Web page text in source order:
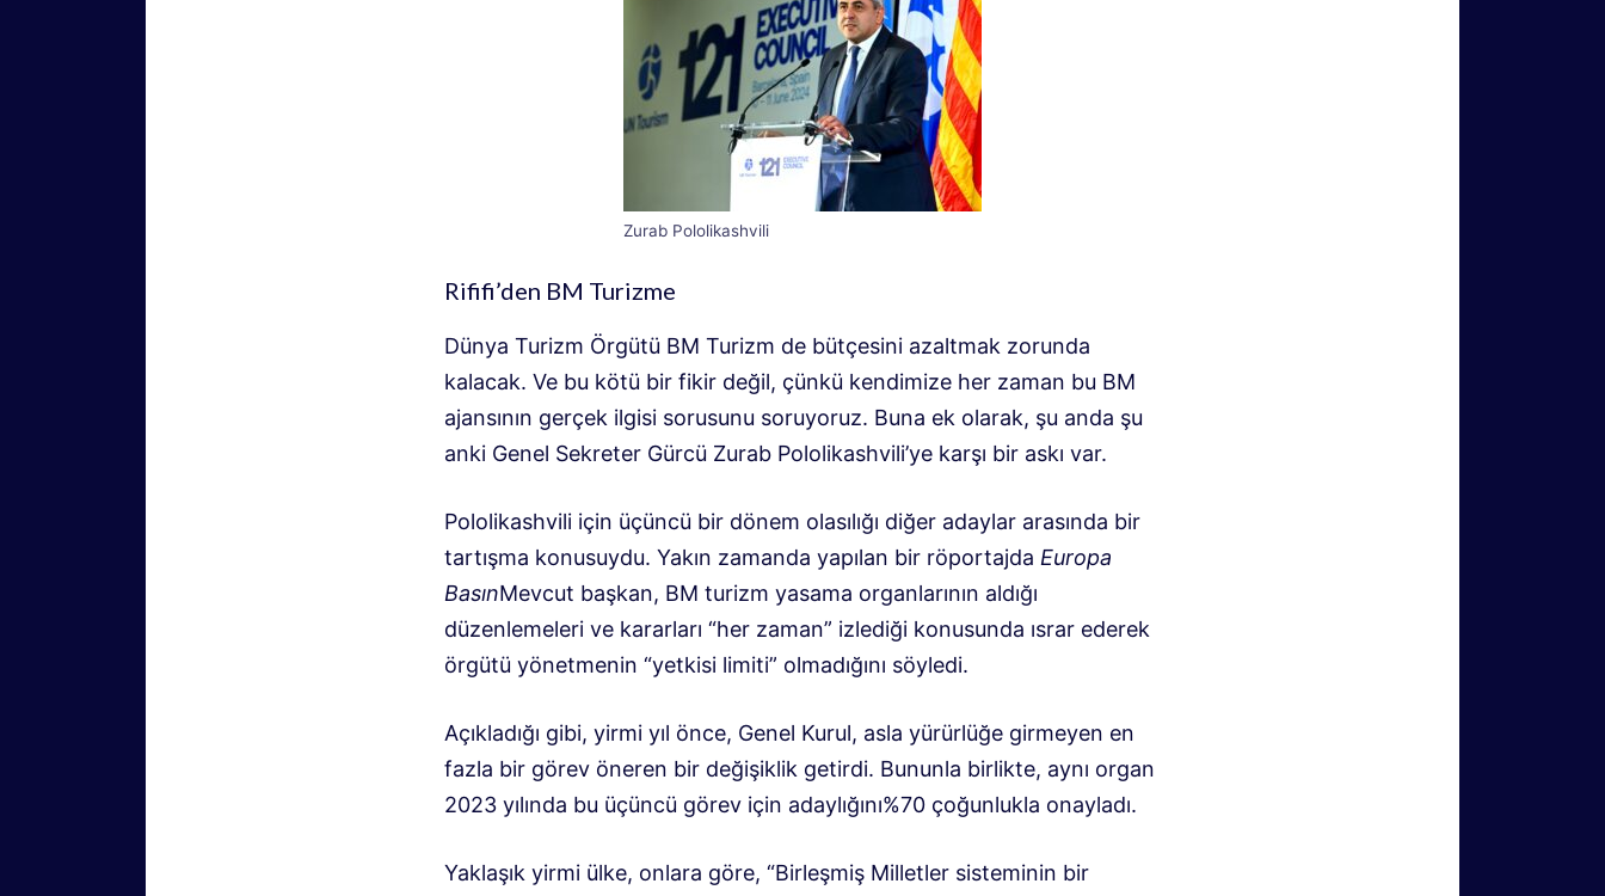
Zurab Pololikashvili
Rififi’den BM Turizme
Dünya Turizm Örgütü BM Turizm de bütçesini azaltmak zorunda
kalacak. Ve bu kötü bir fikir değil, çünkü kendimize her zaman bu BM
ajansının gerçek ilgisi sorusunu soruyoruz. Buna ek olarak, şu anda şu
anki Genel Sekreter Gürcü Zurab Pololikashvili’ye karşı bir askı var.
Pololikashvili için üçüncü bir dönem olasılığı diğer adaylar arasında bir
tartışma konusuydu. Yakın zamanda yapılan bir röportajda Europa
BasınMevcut başkan, BM turizm yasama organlarının aldığı
düzenlemeleri ve kararları “her zaman” izlediği konusunda ısrar ederek
örgütü yönetmenin “yetkisi limiti” olmadığını söyledi.
Açıkladığı gibi, yirmi yıl önce, Genel Kurul, asla yürürlüğe girmeyen en
fazla bir görev öneren bir değişiklik getirdi. Bununla birlikte, aynı organ
2023 yılında bu üçüncü görev için adaylığını%70 çoğunlukla onayladı.
Yaklaşık yirmi ülke, onlara göre, “Birleşmiş Milletler sisteminin bir